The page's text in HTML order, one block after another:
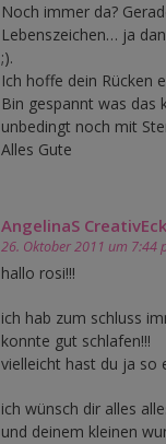
Noch immer da?
Lebenszeichen… ja
;).
Ich hoffe dein Rücken
Bin gespannt was das
unbedingt noch mit
Alles Gute
AngelinaS
26. Oktober 2011 um 7:44
hallo rosi!!!
ich hab zum schluss
konnte gut schlafen!!!
vielleicht hast du ja so
ich wünsch dir alles
und deinem kleinen